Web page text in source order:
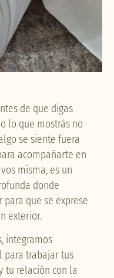
de que digas
lo que mostrás no
se siente fuera
acompañarte en
misma, es un
donde
que se exprese
exterior.
integramos
para trabajar tus
tu relación con la